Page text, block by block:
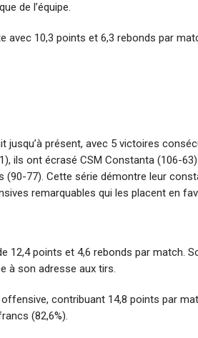
de l’équipe.
avec 10,3 points et 6,3 rebonds par
jusqu’à présent, avec 5 victoires
ils ont écrasé CSM Constanta (106-
(90-77). Cette série démontre leur
remarquables qui les placent en
12,4 points et 4,6 rebonds par match.
à son adresse aux tirs.
contribuant 14,8 points par
(82,6%).